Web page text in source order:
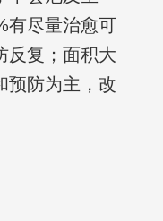
有尽量治愈可
反复；面积大
预防为主，改